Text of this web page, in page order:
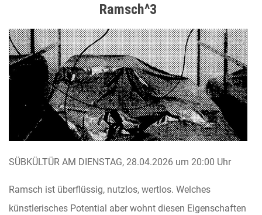
Ramsch^3
SÜBKÜLTÜR AM DIENSTAG, 28.04.2026 um 20:00 Uhr
Ramsch ist überflüssig, nutzlos, wertlos. Welches
künstlerisches Potential aber wohnt diesen Eigenschaften